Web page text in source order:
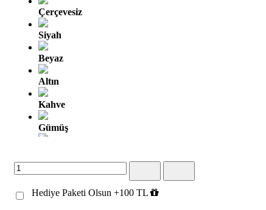
Çerçevesiz
Siyah
Beyaz
Altın
Kahve
Gümüş
Gümüş Oyma
Kahve Altın
Hediye Paketi Olsun +100 TL